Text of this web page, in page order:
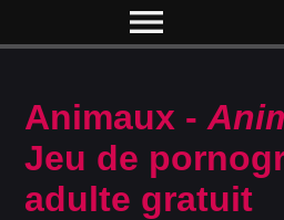
menu
Animaux -
Jeu de
adulte gratuit